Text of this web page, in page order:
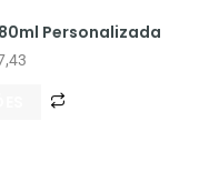
Personalizada